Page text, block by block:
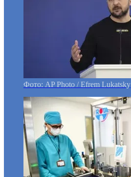
Фото: AP Photo / Efrem Lukatsky